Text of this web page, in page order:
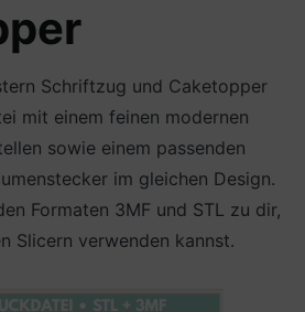
Schriftzug und Caketopper
mit einem feinen modernen
sowie einem passenden
im gleichen Design.
Formaten 3MF und STL zu dir,
Slicern verwenden kannst.